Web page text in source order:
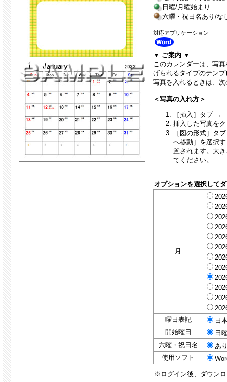
日曜/月曜始まり
六曜・祝日名あり/な
対応アプリケーション
▼ ご案内 ▼
このカレンダーは、写
げられるタイプのテン
写真を入れるときは、
＜写真の入れ方＞
［挿入］タブ →
挿入した写真を
［図の形式］タ
へ移動］を選択
置されます。大
てください。
オプションを選択して
月
曜日表記
日
開始曜日
日
六曜・祝日名
あ
使用ソフト
※ログイン後、ダウン